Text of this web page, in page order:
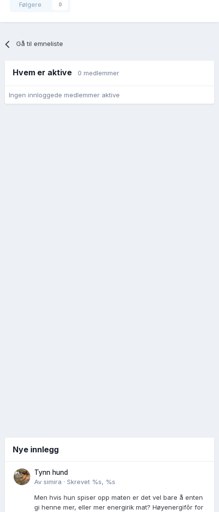
Følgere 0
Gå til emneliste
Hvem er aktive 0 medlemmer
Ingen innloggede medlemmer aktive
Nye innlegg
Tynn hund
Av simira · Skrevet %s, %s
Men hvis hun spiser opp maten er det vel bare å enten
gi henne mer, eller mer energirik mat? Høyenergifôr for